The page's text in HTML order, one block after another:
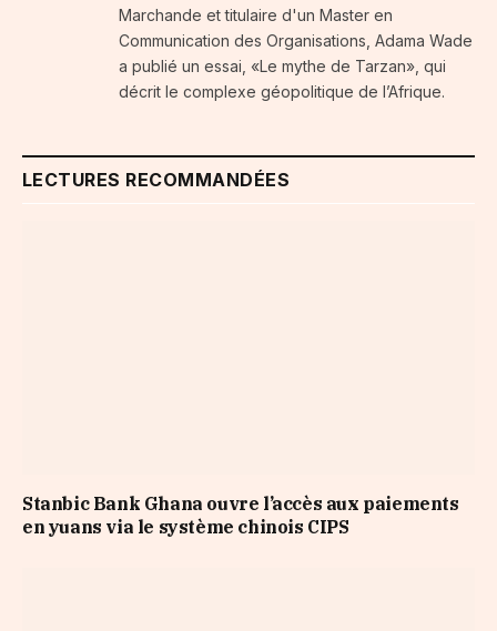
Marchande et titulaire d'un Master en
Communication des Organisations, Adama Wade
a publié un essai, «Le mythe de Tarzan», qui
décrit le complexe géopolitique de l’Afrique.
LECTURES RECOMMANDÉES
Stanbic Bank Ghana ouvre l’accès aux paiements
en yuans via le système chinois CIPS